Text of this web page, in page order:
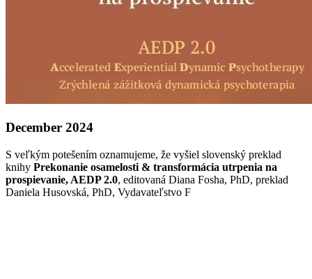
December 2024
S veľkým potešením oznamujeme, že vyšiel slovenský preklad
knihy Prekonanie osamelosti & transformácia utrpenia na
prospievanie, AEDP 2.0, editovaná Diana Fosha, PhD, preklad
Daniela Husovská, PhD, Vydavateľstvo F